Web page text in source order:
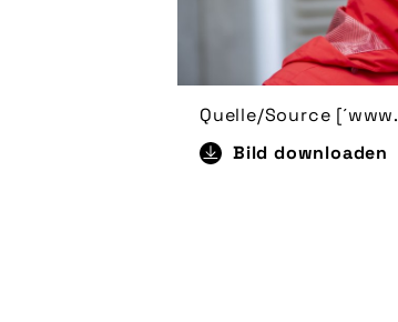
Quelle/Source
Bild downloaden